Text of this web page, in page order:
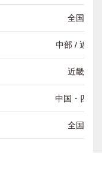
全国
中部 / 近畿
近畿
中国・四国
全国